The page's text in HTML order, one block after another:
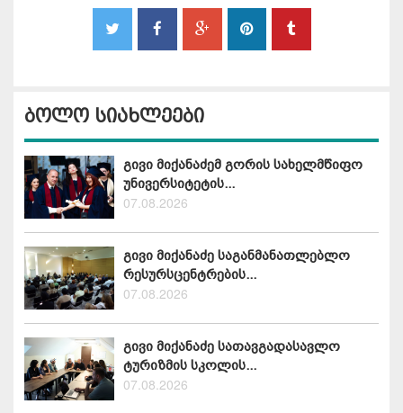
ბოლო სიახლეები
გივი მიქანაძემ გორის სახელმწიფო
უნივერსიტეტის...
07.08.2026
გივი მიქანაძე საგანმანათლებლო
რესურსცენტრების...
07.08.2026
გივი მიქანაძე სათავგადასავლო
ტურიზმის სკოლის...
07.08.2026